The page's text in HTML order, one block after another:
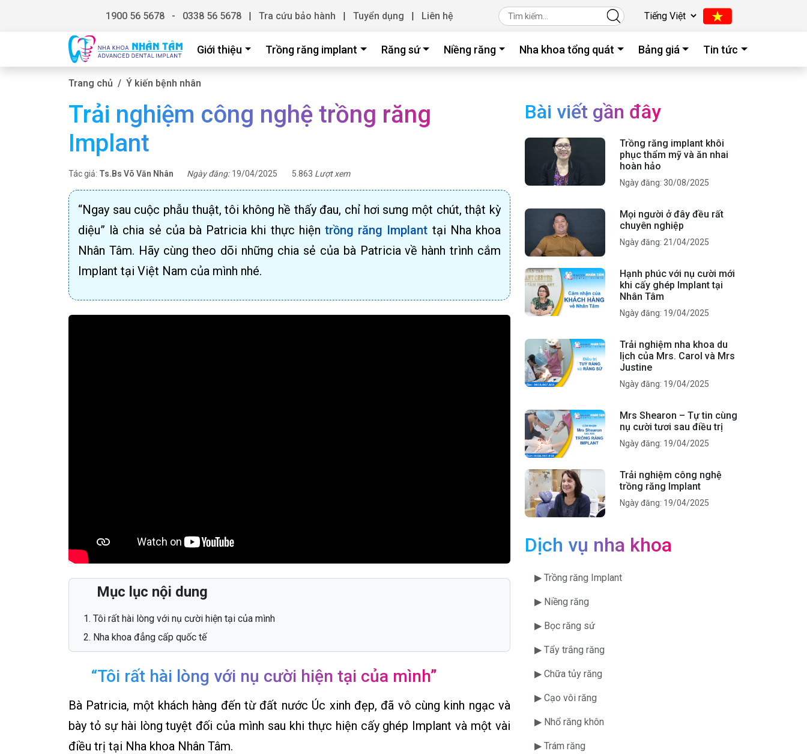
1900 56 5678 - 0338 56 5678 | Tra cứu bảo hành | Tuyển dụng | Liên hệ
Giới thiệu Trồng răng implant Răng sứ Niềng răng Nha khoa tổng quát Bảng giá Tin tức
Trang chủ Ý kiến bệnh nhân
Trải nghiệm công nghệ trồng răng
Implant
Tác giả: Ts.Bs Võ Văn Nhân Ngày đăng: 19/04/2025 5.863 Lượt xem
“Ngay sau cuộc phẫu thuật, tôi không hề thấy đau, chỉ hơi sưng một chút, thật kỳ
diệu” là chia sẻ của bà Patricia khi thực hiện trồng răng Implant tại Nha khoa
Nhân Tâm. Hãy cùng theo dõi những chia sẻ của bà Patricia về hành trình cắm
Implant tại Việt Nam của mình nhé.
Mục lục nội dung
Tôi rất hài lòng với nụ cười hiện tại của mình
Nha khoa đẳng cấp quốc tế
“Tôi rất hài lòng với nụ cười hiện tại của mình”
Bà Patricia, một khách hàng đến từ đất nước Úc xinh đẹp, đã vô cùng kinh ngạc và
bày tỏ sự hài lòng tuyệt đối của mình sau khi thực hiện cấy ghép Implant và một vài
điều trị tại Nha khoa Nhân Tâm.
Bài viết gần đây
Trồng răng implant khôi
phục thẩm mỹ và ăn nhai
hoàn hảo
Ngày đăng: 30/08/2025
Mọi người ở đây đều rất
chuyên nghiệp
Ngày đăng: 21/04/2025
Hạnh phúc với nụ cười mới
khi cấy ghép Implant tại
Nhân Tâm
Ngày đăng: 19/04/2025
Trải nghiệm nha khoa du
lịch của Mrs. Carol và Mrs
Justine
Ngày đăng: 19/04/2025
Mrs Shearon – Tự tin cùng
nụ cười tươi sau điều trị
Ngày đăng: 19/04/2025
Trải nghiệm công nghệ
trồng răng Implant
Ngày đăng: 19/04/2025
Dịch vụ nha khoa
▶ Trồng răng Implant
▶ Niềng răng
▶ Bọc răng sứ
▶ Tẩy trắng răng
▶ Chữa tủy răng
▶ Cạo vôi răng
▶ Nhổ răng khôn
▶ Trám răng